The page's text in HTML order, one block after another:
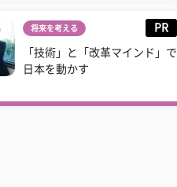
将来を考える PR
「技術」と「改革マインド」で
日本を動かす